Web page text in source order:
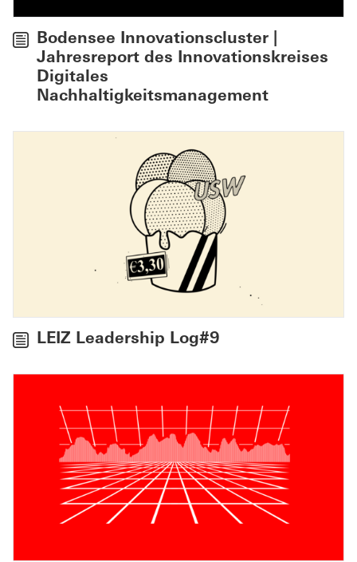
Bodensee Innovationscluster |
Jahresreport des Innovationskreises
Digitales
Nachhaltigkeitsmanagement
LEIZ Leadership Log#9